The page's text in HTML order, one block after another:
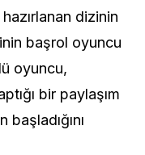
dizinin
başrol oyuncu
oyuncu,
bir paylaşım